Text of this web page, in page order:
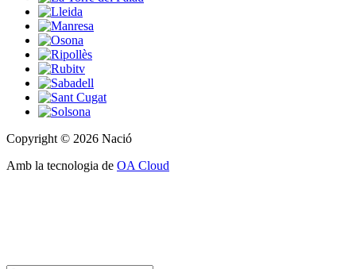
Copyright © 2026 Nació
Amb la tecnologia de OA Cloud